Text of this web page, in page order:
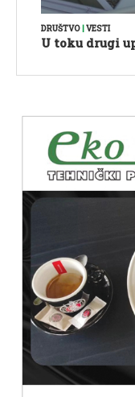
DRUŠTVO VESTI
U toku drugi